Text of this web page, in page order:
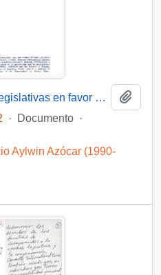
[Felicita por las reformas legislativas en favor de los presos políticos y el apoyo del gobierno para abolir la pena de muerte]
· Documento ·
Aylwin Azócar (1990-